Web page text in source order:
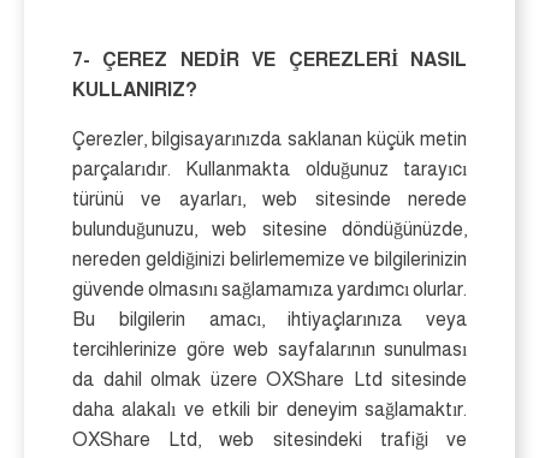
7- ÇEREZ NEDİR VE ÇEREZLERİ NASIL
KULLANIRIZ?
Çerezler, bilgisayarınızda saklanan küçük metin
parçalarıdır. Kullanmakta olduğunuz tarayıcı
türünü ve ayarları, web sitesinde nerede
bulunduğunuzu, web sitesine döndüğünüzde,
nereden geldiğinizi belirlememize ve bilgilerinizin
güvende olmasını sağlamamıza yardımcı olurlar.
Bu bilgilerin amacı, ihtiyaçlarınıza veya
tercihlerinize göre web sayfalarının sunulması
da dahil olmak üzere OXShare Ltd sitesinde
daha alakalı ve etkili bir deneyim sağlamaktır.
OXShare Ltd, web sitesindeki trafiği ve